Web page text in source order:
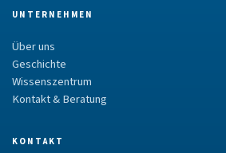
UNTERNEHMEN
Über uns
Geschichte
Wissenszentrum
Kontakt & Beratung
KONTAKT